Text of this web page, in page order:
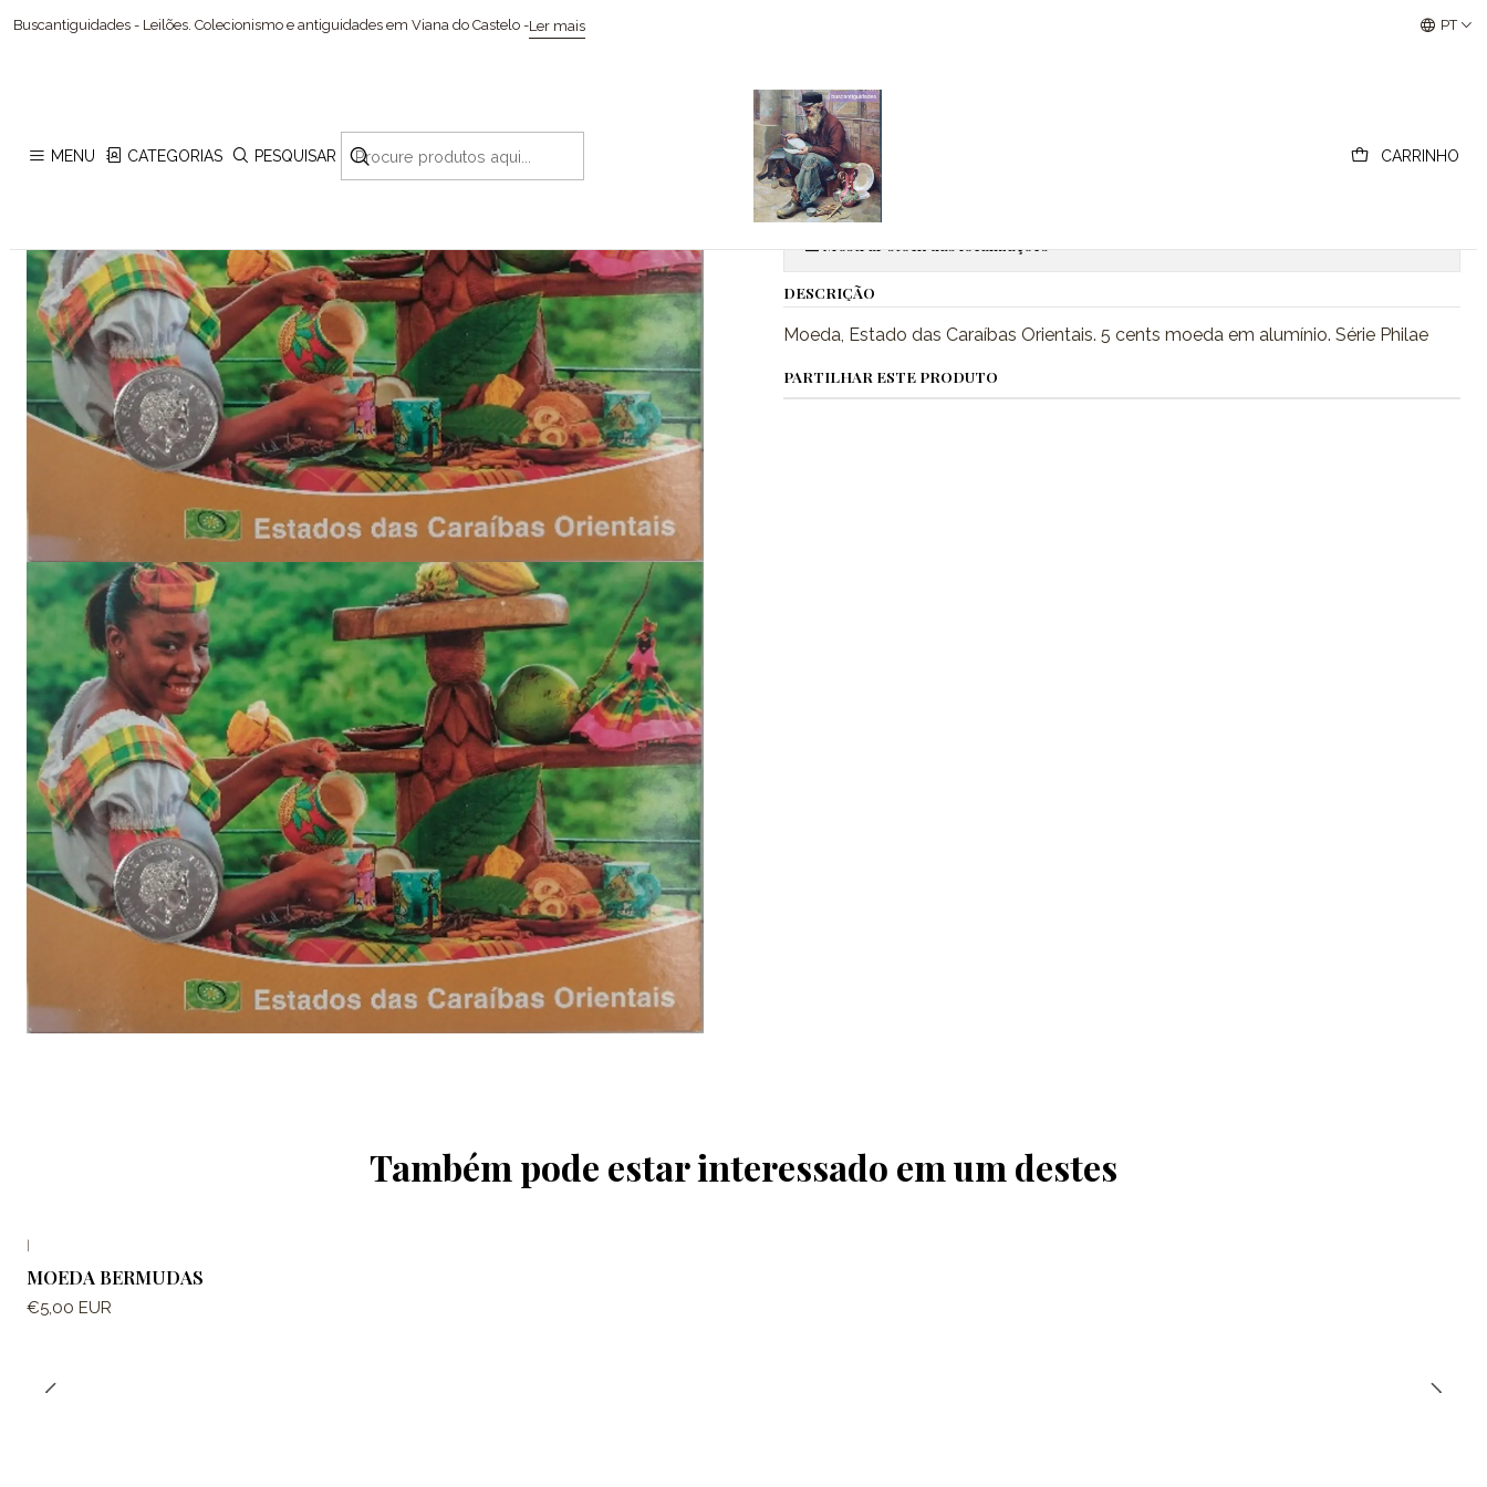
MENU CATEGORIAS PESQUISAR CARRINHO
Buscantiguidades - Leilões. Colecionismo e antiguidades em Viana do Castelo -Ler mais Buscantiguidades - Leilões Colecionismo e PT
Início Coleccionismo / Memorabilia
|
Moeda Estados das Caraíbas Orientais
Quantidade
Mostrar stock das localizações
DESCRIÇÃO
Moeda, Estado das Caraíbas Orientais. 5 cents moeda em alumínio. Série Philae
PARTILHAR ESTE PRODUTO
Também pode estar interessado em um destes
MOEDA BERMUDAS
€5,00 EUR